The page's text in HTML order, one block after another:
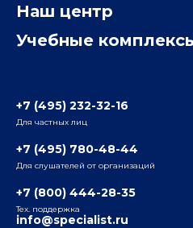
Учебные
Радио
ул. Радио, д.24, корпус 1, 2-й
ул. Воронцовская, д. 35Б,
Отзывы компаний
Наш центр
Информация о центре
+7 (495) 232-32-16
Для частных лиц
+7 (495) 780-48-44
Для слушателей от организаций
+7 (800) 444-28-35
Тех. поддержка
info@specialist.ru